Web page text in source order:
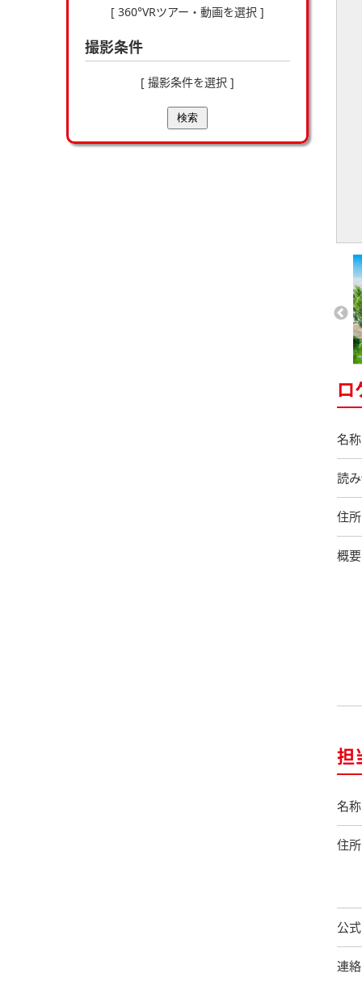
[ 360°VRツアー・動画を選択 ]
撮影条件
[ 撮影条件を選択 ]
検索
ロ
名称
読
住所
概要
担
名称
住所
公
連